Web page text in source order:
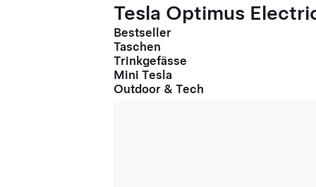
Tesla Optimus
Bestseller
Taschen
Trinkgefässe
Mini Tesla
Outdoor & Tech